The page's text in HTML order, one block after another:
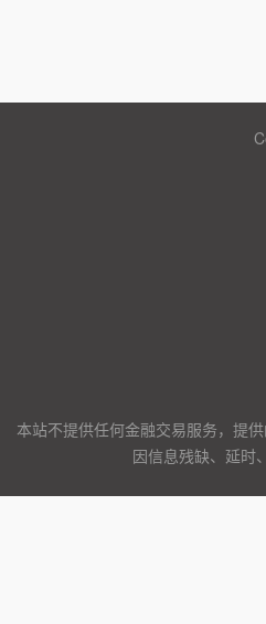
本站不提供任何金融交易服务，提
因信息残缺、延时